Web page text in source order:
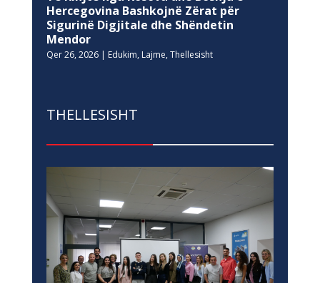
Hercegovina Bashkojnë Zërat për
Sigurinë Digjitale dhe Shëndetin
Mendor
Qer 26, 2026| Edukim, Lajme, Thellesisht
THELLESISHT